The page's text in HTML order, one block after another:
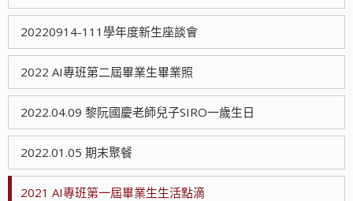
20220914-111學年度新生座談會
2022 AI專班第二屆畢業生畢業照
2022.04.09 黎阮國慶老師兒子SIRO一歲生日
2022.01.05 期末聚餐
2021 AI專班第一屆畢業生生活點滴